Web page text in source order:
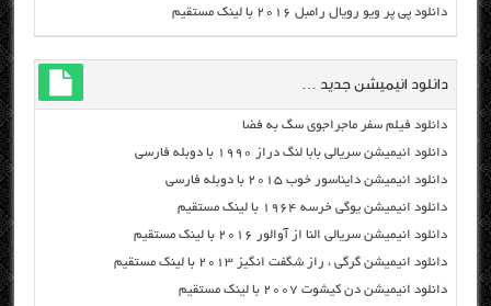
دانلود پی پر ویو رویال رامبل ۲۰۱۶ با لینک مستقیم
دانلود انیمیشن جدید …
دانلود فیلم سفر ماجراجوی سگ به فضا
دانلود انیمیشن سریالی بابا لنگ دراز ۱۹۹۰ با دوبله فارسی
دانلود انیمیشن دایناسور خوب ۲۰۱۵ با دوبله فارسی
دانلود انیمیشن یوگی خرسه ۱۹۶۴ با لینک مستقیم
دانلود انیمیشن سریالی النا از آوالور ۲۰۱۶ با لینک مستقیم
دانلود انیمیشن گرگی ، راز شگفت انگیز ۲۰۱۳ با لینک مستقیم
دانلود انیمیشن دن کیشوت ۲۰۰۷ با لینک مستقیم